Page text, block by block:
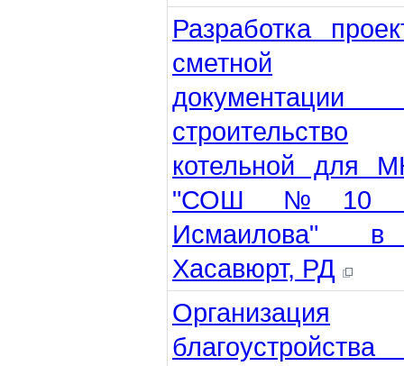
Разработка
сметной
строительство
котельной для
"СОШ №10
Исмаилова"
Хасавюрт, РД
Организация